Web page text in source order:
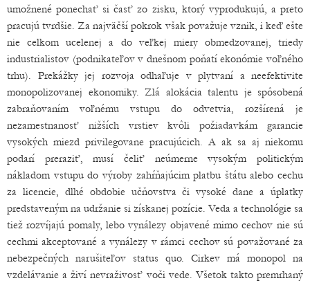
umožnené ponechať si časť zo zisku, ktorý vyprodukujú, a preto
pracujú tvrdšie. Za najväčší pokrok však považuje vznik, i keď ešte
nie celkom ucelenej a do veľkej miery obmedzovanej, triedy
industrialistov (podnikateľov v dnešnom poňatí ekonómie voľného
trhu). Prekážky jej rozvoja odhaľuje v plytvaní a neefektivite
monopolizovanej ekonomiky. Zlá alokácia talentu je spôsobená
zabraňovaním voľnému vstupu do odvetvia, rozšírená je
nezamestnanosť nižších vrstiev kvôli požiadavkám garancie
vysokých miezd privilegovane pracujúcich. A ak sa aj niekomu
podarí preraziť, musí čeliť neúmerne vysokým politickým
nákladom vstupu do výroby zahŕňajúcim platbu štátu alebo cechu
za licencie, dlhé obdobie učňovstva či vysoké dane a úplatky
predstaveným na udržanie si získanej pozície. Veda a technológie sa
tiež rozvíjajú pomaly, lebo vynálezy objavené mimo cechov nie sú
cechmi akceptované a vynálezy v rámci cechov sú považované za
nebezpečných narušiteľov status quo. Cirkev má monopol na
vzdelávanie a živí nevraživosť voči vede. Všetok takto premrhaný